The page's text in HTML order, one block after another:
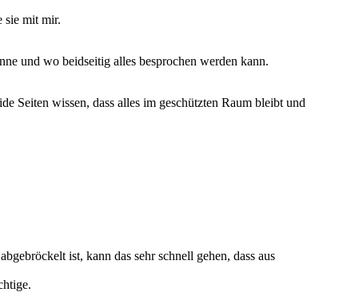
sie mit mir.
und wo beidseitig alles besprochen werden kann.
Seiten wissen, dass alles im geschützten Raum bleibt und
ist, kann das sehr schnell gehen, dass aus